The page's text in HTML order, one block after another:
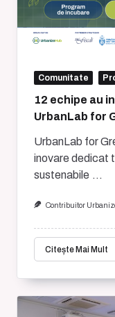
Comunitate
12 echipe au
UrbanLab for
UrbanLab for
inovare dedicat
sustenabile ...
Contribuitor
Citește Mai Mult